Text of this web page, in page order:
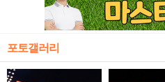
포토갤러리